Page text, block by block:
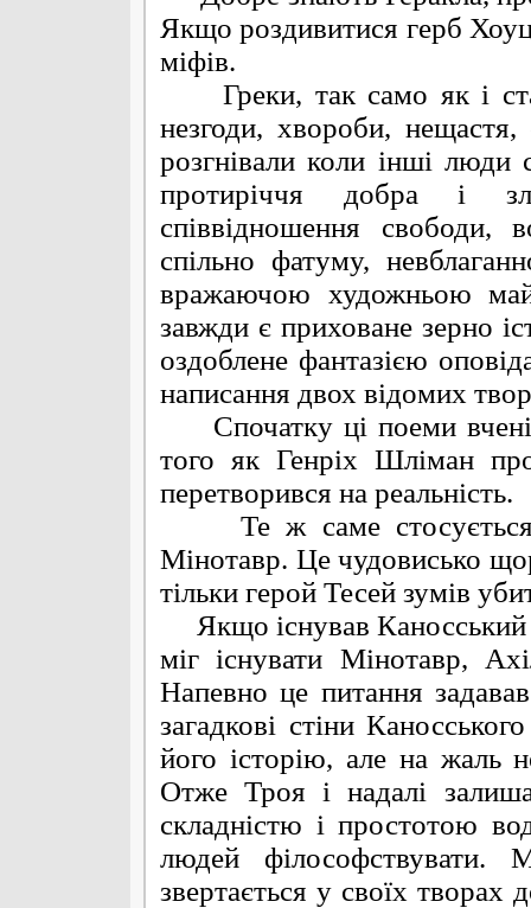
Якщо роздивитися герб
міфів.
Греки, так само як і
незгоди, хвороби,
розгнівали коли інші люди
протиріччя добра і
співвідношення свободи,
спільно фатуму,
вражаючою художньою
завжди є приховане зерно
оздоблене фантазією
написання двох відомих
Спочатку ці поеми вчені
того як Генріх Шліман
перетворився на реальність.
Те ж саме стосується
Мінотавр. Це чудовисько
тільки герой Тесей зумів
Якщо існував Каносський
міг існувати Мінотавр,
Напевно це питання
загадкові стіни
його історію, але на жаль
Отже Троя і надалі
складністю і простотою
людей
звертається у своїх